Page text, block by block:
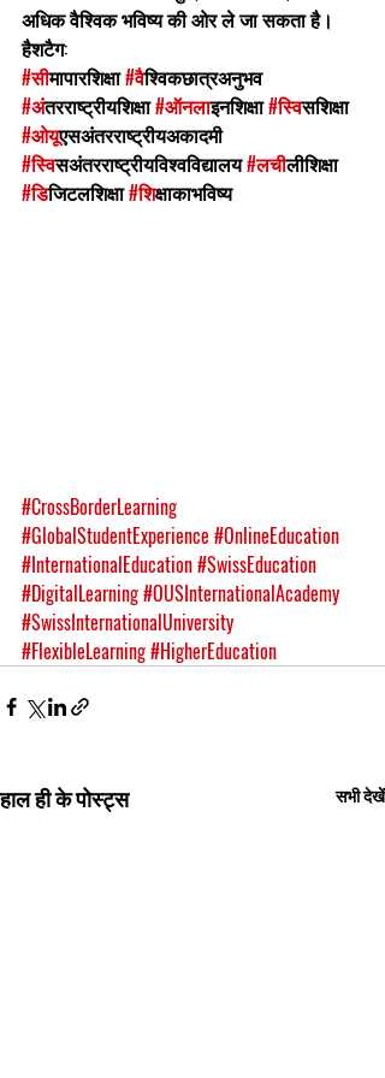
अधिक वैश्विक भविष्य की ओर ले जा सकता है।
हैशटैग:
#सीमापारशिक्षा #वैश्विकछात्रअनुभव
#अंतरराष्ट्रीयशिक्षा #ऑनलाइनशिक्षा #स्विसशिक्षा
#ओयूएसअंतरराष्ट्रीयअकादमी
#स्विसअंतरराष्ट्रीयविश्वविद्यालय #लचीलीशिक्षा
#डिजिटलशिक्षा #शिक्षाकाभविष्य
#CrossBorderLearning
#GlobalStudentExperience #OnlineEducation
#InternationalEducation#SwissEducation
#DigitalLearning#OUSInternationalAcademy
#SwissInternationalUniversity
#FlexibleLearning#HigherEducation
हाल ही के पोस्ट्स सभी देखें